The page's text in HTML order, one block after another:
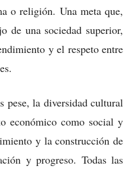
o religión. Una meta que,
de una sociedad superior,
y el respeto entre
pese, la diversidad cultural
económico como social y
y la construcción de
y progreso. Todas las